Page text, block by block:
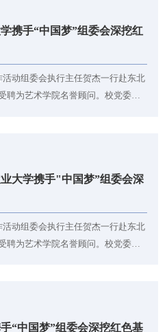
大豆科学的奠基人、“大豆之
东北农业...
携手“中国梦”组委会深挖红
动组委会执行主任贺杰一行赴东北
聘为艺术学院名誉顾问。校党委副
中国梦”主题艺术创作的核心推动
育资...
大学携手"中国梦”组委会深
动组委会执行主任贺杰一行赴东北
聘为艺术学院名誉顾问。校党委副
育资...
“中国梦”组委会深挖红色基